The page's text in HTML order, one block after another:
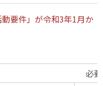
要件」が令和3年1月か
必